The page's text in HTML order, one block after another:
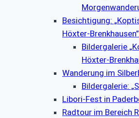
Besichtigung:
Höxter-Brenkhausen”
Bildergalerie
Höxter-
Wanderung im
Bildergalerie:
Libori-Fest in
Radtour im Bereich